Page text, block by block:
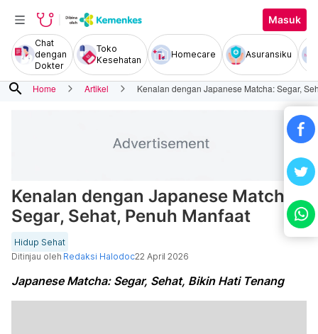
Masuk
Chat
dengan
Dokter
Toko
Kesehatan
Homecare Asuransiku
search Home Artikel Kenalan dengan Japanese Matcha: Segar,
Kenalan dengan Japanese Matcha:
Segar, Sehat, Penuh Manfaat
Hidup Sehat
Ditinjau oleh Redaksi Halodoc22 April 2026
Japanese Matcha: Segar, Sehat, Bikin Hati Tenang